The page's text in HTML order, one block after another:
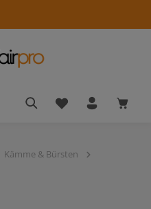
Du hast 0
Kämme & Bürsten